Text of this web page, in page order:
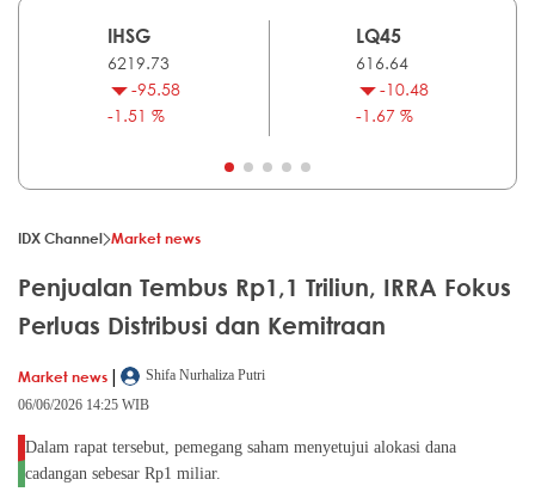
IHSG
6219.73
-95.58
-1.51 %
LQ45
616.64
-10.48
-1.67 %
IDX Channel Market news
Penjualan Tembus Rp1,1 Triliun, IRRA Fokus
Perluas Distribusi dan Kemitraan
Market news |
Shifa Nurhaliza Putri
06/06/2026 14:25 WIB
Dalam rapat tersebut, pemegang saham menyetujui alokasi dana
cadangan sebesar Rp1 miliar.